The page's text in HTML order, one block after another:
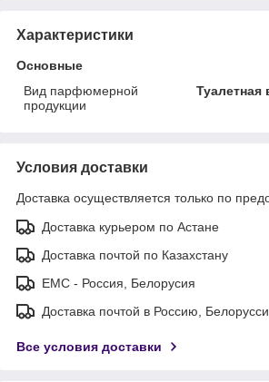
Характеристики
Основные
Вид парфюмерной
продукции
Туалетная
Условия доставки
Доставка осуществляется только по
Доставка курьером по Астане
Доставка почтой по Казахстану
ЕМС - Россия, Белорусия
Доставка почтой в Россию,
Все условия доставки